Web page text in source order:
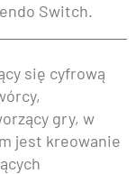
Switch.
się cyfrową
gry, w
jest kreowanie